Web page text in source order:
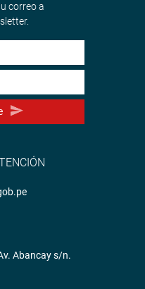
correo a
Abancay s/n.